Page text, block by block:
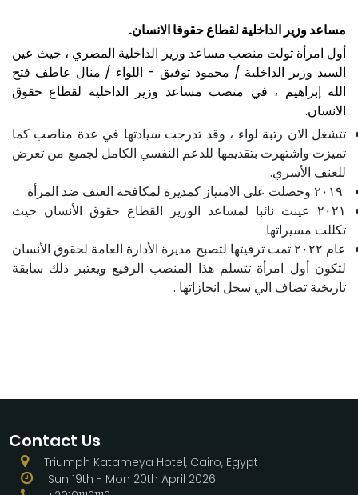
مساعد وزير الداخلية لقطاع حقوقا الانسان.
أول امرأة تولت منصب مساعد وزير الداخلية المصري ، حيث عين
السيد وزير الداخلية / محمود توفيق - اللواء / منال عاطف فتح
الله إبراهيم ، في منصب مساعد وزير الداخلية لقطاع حقوق
الانسان.
تتشغل الان رتبة لواء ، وقد تدرجت سيادتها في عدة مناصب كما
تميزت واشتهرت بتقديمها للدعم النفسي الكامل لجميع من تعرض
للعنف الأسري.
۲۰۲۱ عينت نائبا لمساعد الوزير القطاع حقوق الأنسان حيث
تكللت مسيراتها
عام ۲۰۲۲ تمت ترقيتها لتصبح مديرة الأدارة العامة لحقوق الأنسان
لتكون أول امرأة تتسلم هذا المنصب الرفيع ويعتبر ذلك سابقة
تاريخية تضاف الي سجل انجازاتها .
Contact Us
Triumph Katameya Hotel, Cairo, Egypt
Sun 19th - Mon 20th April 2026